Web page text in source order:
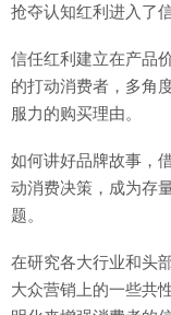
抢夺认知红利进入了
信任红利建立在产品
的打动消费者，多角
服力的购买理由。
如何讲好品牌故事，
动消费决策，成为存
题。
在研究各大行业和头
大众营销上的一些共